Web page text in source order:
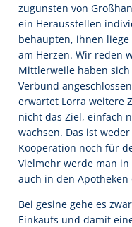
zugunsten von
ein Herausstellen
behaupten, ihnen
am Herzen. Wir reden
Mittlerweile haben
Verbund
erwartet Lorra weitere
nicht das Ziel, einfach
wachsen. Das ist
Kooperation noch für
Vielmehr werde man
auch in den Apotheken
Bei gesine gehe es
Einkaufs und damit